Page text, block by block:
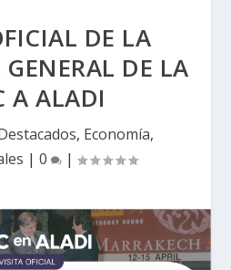
DE LA
DE LA
A ALADI
, Economía,
| 0 |